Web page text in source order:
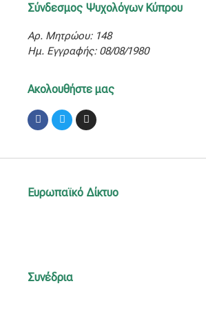
Σύνδεσμος Ψυχολόγων Κύπρου
Αρ. Μητρώου: 148
Ημ. Εγγραφής: 08/08/1980
Ακολουθήστε μας
Facebook
TwitterInstagram
Ευρωπαϊκό Δίκτυο
Συνέδρια